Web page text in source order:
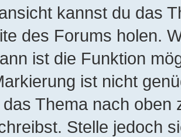
kannst du das
des Forums holen.
ist die Funktion
ist nicht
Thema nach oben
Stelle jedoch